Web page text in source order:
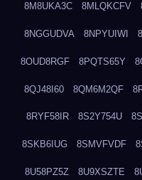
8M8UKA3C 8MLQKCFV
8NGGUDVA 8NPYUIWI
8OUD8RGF 8PQTS65Y
8QJ48I60 8QM6M2QF
8RYF58IR 8S2Y754U
8SKB6IUG 8SMVFVDF
8U58PZ5Z 8U9XSZTE